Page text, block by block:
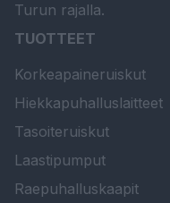
Turun rajalla.
TUOTTEET
Korkeapaineruiskut
Hiekkapuhalluslaitteet
Tasoiteruiskut
Laastipumput
Raepuhalluskaapit